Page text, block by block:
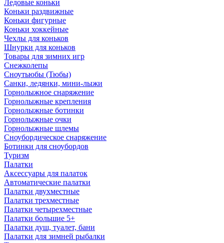
Ледовые коньки
Коньки раздвижные
Коньки фигурные
Коньки хоккейные
Чехлы для коньков
Шнурки для коньков
Товары для зимних игр
Снежколепы
Сноутьюбы (Тюбы)
Санки, ледянки, мини-лыжи
Горнолыжное снаряжение
Горнолыжные крепления
Горнолыжные ботинки
Горнолыжные очки
Горнолыжные шлемы
Сноубордическое снаряжение
Ботинки для сноубордов
Туризм
Палатки
Аксессуары для палаток
Автоматические палатки
Палатки двухместные
Палатки трехместные
Палатки четырехместные
Палатки большие 5+
Палатки душ, туалет, бани
Палатки для зимней рыбалки